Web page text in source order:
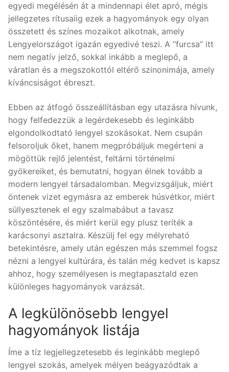
egyedi megélésén át a mindennapi élet apró, mégis
jellegzetes rítusaiig ezek a hagyományok egy olyan
összetett és színes mozaikot alkotnak, amely
Lengyelországot igazán egyedivé teszi. A “furcsa” itt
nem negatív jelző, sokkal inkább a meglepő, a
váratlan és a megszokottól eltérő szinonimája, amely
kíváncsiságot ébreszt.
Ebben az átfogó összeállításban egy utazásra hívunk,
hogy felfedezzük a legérdekesebb és leginkább
elgondolkodtató lengyel szokásokat. Nem csupán
felsoroljuk őket, hanem megpróbáljuk megérteni a
mögöttük rejlő jelentést, feltárni történelmi
gyökereiket, és bemutatni, hogyan élnek tovább a
modern lengyel társadalomban. Megvizsgáljuk, miért
öntenek vizet egymásra az emberek húsvétkor, miért
süllyesztenek el egy szalmabábut a tavasz
köszöntésére, és miért kerül egy plusz teríték a
karácsonyi asztalra. Készülj fel egy mélyreható
betekintésre, amely után egészen más szemmel fogsz
nézni a lengyel kultúrára, és talán még kedvet is kapsz
ahhoz, hogy személyesen is megtapasztald ezen
különleges hagyományok varázsát.
A legkülönösebb lengyel
hagyományok listája
Íme a tíz legjellegzetesebb és leginkább meglepő
lengyel szokás, amelyek mélyen beágyazódtak a